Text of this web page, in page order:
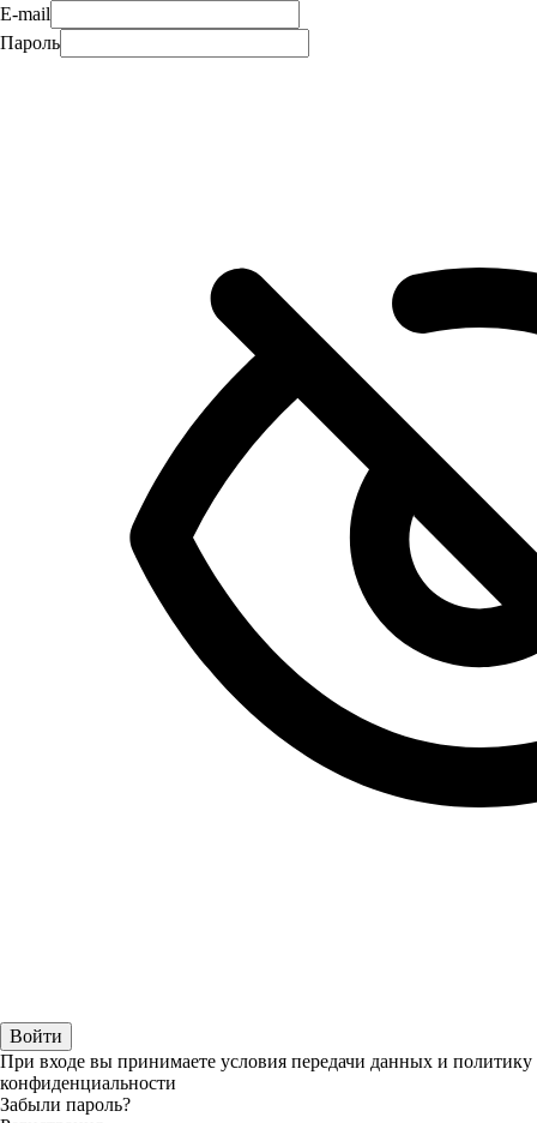
E-mail
Пароль
При входе вы принимаете условия передачи данных и политику
конфиденциальности
Забыли пароль?